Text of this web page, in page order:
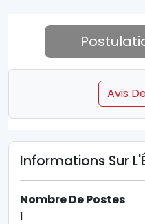
Avis
Informations Sur
Nombre De Postes
1